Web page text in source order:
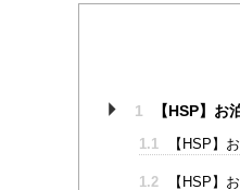
1 【HSP】お
1.1 【HSP】
1.2 【HSP】